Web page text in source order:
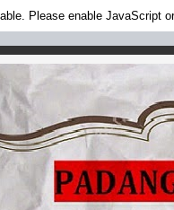
Please enable JavaScript